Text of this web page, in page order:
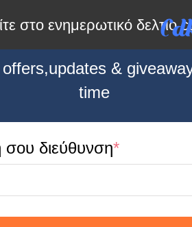
στο ενημερωτικό δελτίο
&
time
σου διεύθυνση*